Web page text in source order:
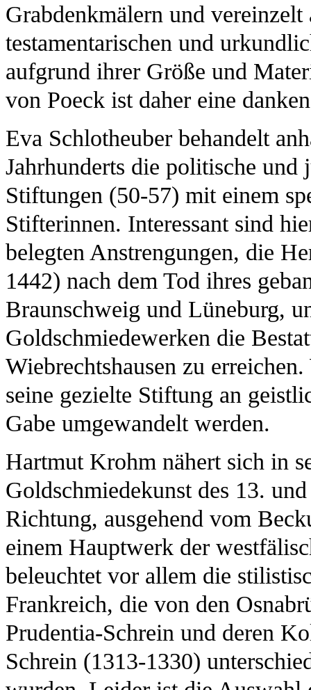
Grabdenkmälern und vereinzelt
testamentarischen und
aufgrund ihrer Größe und
von Poeck ist daher eine
Eva Schlotheuber behandelt
Jahrhunderts die politische
Stiftungen (50-57) mit einem
Stifterinnen. Interessant sind
belegten Anstrengungen, die
1442) nach dem Tod ihres
Braunschweig und Lüneburg,
Goldschmiedewerken die
Wiebrechtshausen zu
seine gezielte Stiftung an
Gabe umgewandelt werden.
Hartmut Krohm nähert sich in
Goldschmiedekunst des 13.
Richtung, ausgehend vom
einem Hauptwerk der
beleuchtet vor allem die
Frankreich, die von den
Prudentia-Schrein und deren
Schrein (1313-1330)